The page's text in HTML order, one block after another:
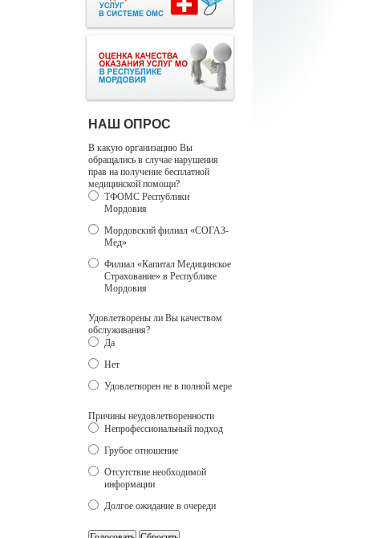
НАШ ОПРОС
В какую организацию Вы
обращались в случае нарушения
прав на получение бесплатной
медицинской помощи?
ТФОМС Республики
Мордовия
Мордовский филиал «СОГАЗ-
Мед»
Филиал «Капитал Медицинское
Страхование» в Республике
Мордовия
Удовлетворены ли Вы качеством
обслуживания?
Да
Нет
Удовлетворен не в полной мере
Причины неудовлетворенности
Непрофессиональный подход
Грубое отношение
Отсутствие необходимой
информации
Долгое ожидание в очереди